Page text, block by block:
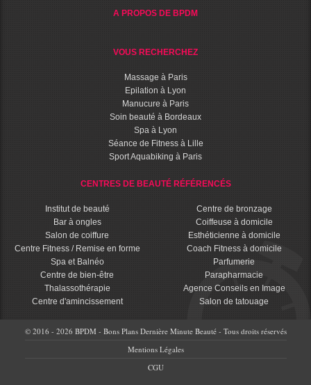
A PROPOS DE BPDM
VOUS RECHERCHEZ
Massage à Paris
Epilation à Lyon
Manucure à Paris
Soin beauté à Bordeaux
Spa à Lyon
Séance de Fitness à Lille
Sport Aquabiking à Paris
CENTRES DE BEAUTÉ RÉFÉRENCÉS
Institut de beauté
Bar à ongles
Salon de coiffure
Centre Fitness / Remise en forme
Spa et Balnéo
Centre de bien-être
Thalassothérapie
Centre d'amincissement
Centre de bronzage
Coiffeuse à domicile
Esthéticienne à domicile
Coach Fitness à domicile
Parfumerie
Parapharmacie
Agence Conseils en Image
Salon de tatouage
© 2016 - 2026 BPDM - Bons Plans Dernière Minute Beauté - Tous droits réservés
Mentions Légales
CGU